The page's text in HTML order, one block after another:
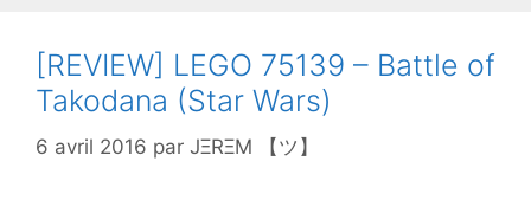
[REVIEW] LEGO 75139 – Battle of
Takodana (Star Wars)
6 avril 2016 par JΞRΞM 【ツ】